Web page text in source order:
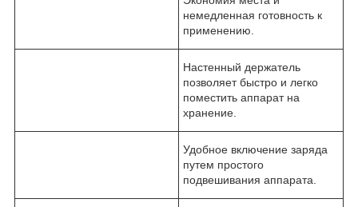
немедленная готовность к
применению.
Настенный держатель
позволяет быстро и легко
поместить аппарат на
хранение.
Удобное включение заряда
путем простого
подвешивания аппарата.